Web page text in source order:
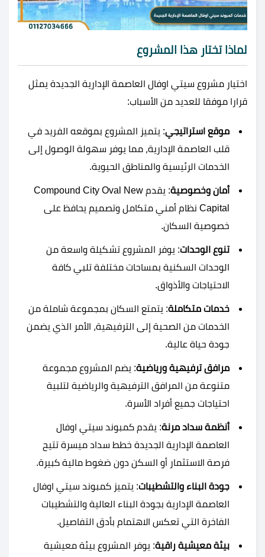
لماذا تختار هذا المشروع
اختيار مشروع سيتي اوفال العاصمة الإدارية الجديدة يمثل
قرارا موفقا للعديد من الأسباب:
موقع استراتيجي: يتميز المشروع بموقعه الفريد في
قلب العاصمة الإدارية، مما يوفر سهولة الوصول إلى
الخدمات الرئيسية والمناطق الحيوية.
أمان وخصوصية
: يقدم Compound City Oval New
Capital نظام أمني متكامل وتصميم يحافظ على
خصوصية السكان.
تنوع الوحدات: يوفر المشروع تشكيلة واسعة من
الوحدات السكنية بمساحات مختلفة تلبي كافة
الاحتياجات والأذواق.
خدمات متكاملة: يتمتع السكان بمجموعة شاملة من
الخدمات من الصحية إلى الترفيهية، الأمر الذي يضمن
جودة حياة عالية.
مرافق ترفيهية ورياضية: يضم المشروع مجموعة
متنوعة من المرافق الترفيهية والرياضية لتلبية
احتياجات جميع أفراد الأسرة.
أنظمة سداد مرنة: يقدم كمبوند سيتي اوفال
العاصمة الإدارية الجديدة خطط سداد ميسرة تتيح
فرصة الاستثمار أو السكن دون ضغوط مالية كبيرة.
جودة البناء والتشطيبات: يتميز كمبوند سيتي اوفال
العاصمة الإدارية بجودة البناء العالية والتشطيبات
الفاخرة التي تعكس الاهتمام بأدق التفاصيل.
بيئة معيشية راقية: يوفر المشروع بيئة معيشية